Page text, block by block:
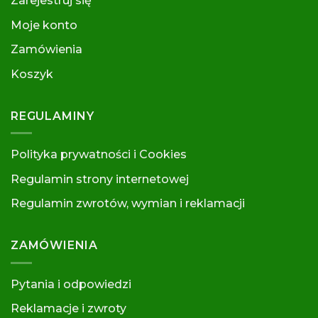
Moje konto
Zamówienia
Koszyk
REGULAMINY
Polityka prywatności i Cookies
Regulamin strony internetowej
Regulamin zwrotów, wymian i reklamacji
ZAMÓWIENIA
Pytania i odpowiedzi
Reklamacje i zwroty